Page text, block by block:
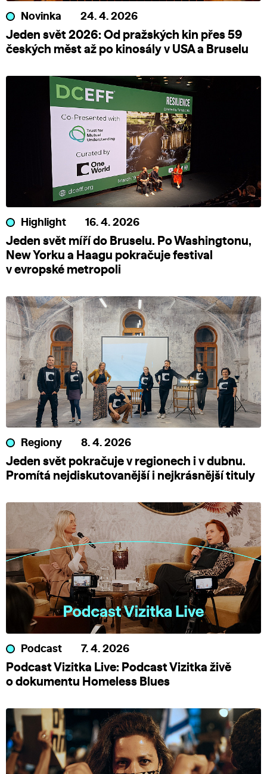
Novinka 24. 4. 2026
Jeden svět 2026: Od pražských kin přes 59
českých měst až po kinosály v USA a Bruselu
Highlight 16. 4. 2026
Jeden svět míří do Bruselu. Po Washingtonu,
New Yorku a Haagu pokračuje festival
v evropské metropoli
Regiony 8. 4. 2026
Jeden svět pokračuje v regionech i v dubnu.
Promítá nejdiskutovanější i nejkrásnější tituly
Podcast 7. 4. 2026
Podcast Vizitka Live: Podcast Vizitka živě
o dokumentu Homeless Blues